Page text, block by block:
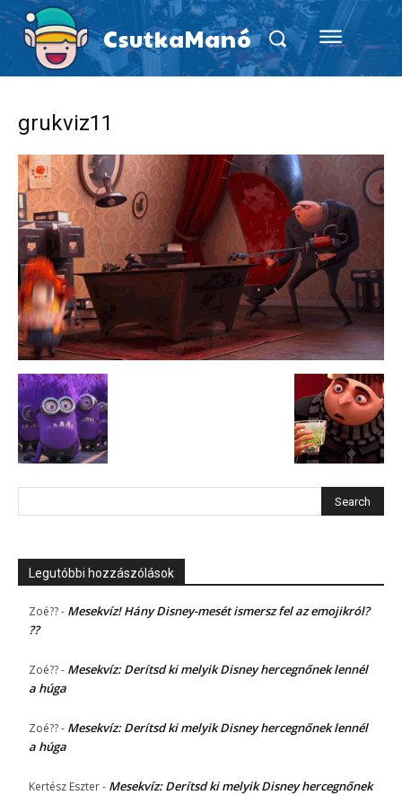
CsutkaManó
grukviz11
Legutóbbi hozzászólások
Zoé??- Mesekvíz! Hány Disney-mesét ismersz fel az emojikról?
??
Zoé??- Mesekvíz: Derítsd ki melyik Disney hercegnőnek lennél
a húga
Zoé??- Mesekvíz: Derítsd ki melyik Disney hercegnőnek lennél
a húga
Kertész Eszter- Mesekvíz: Derítsd ki melyik Disney hercegnőnek